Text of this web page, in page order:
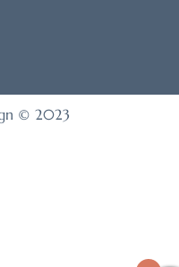
© 2023